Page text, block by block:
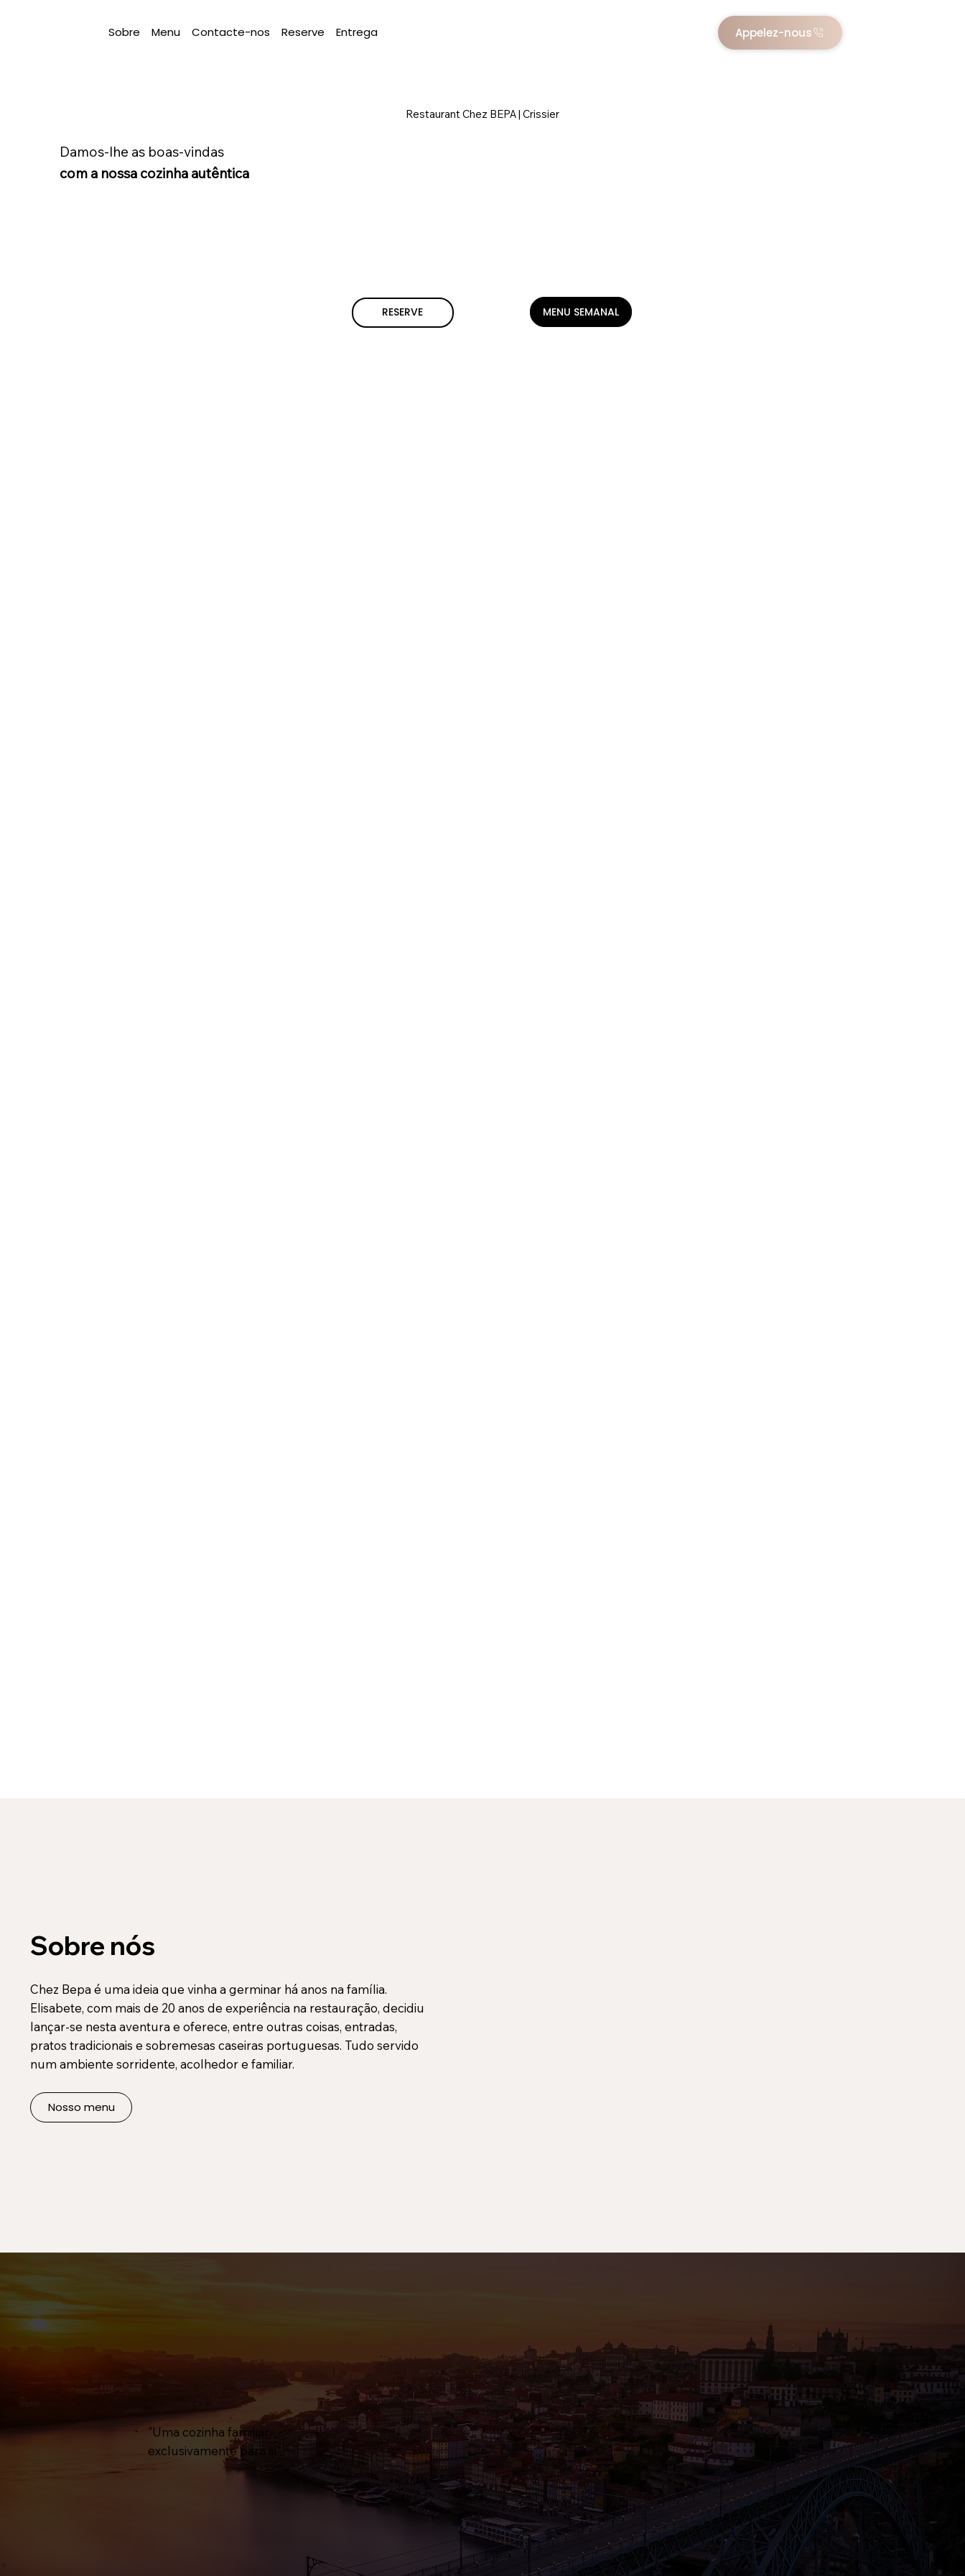
Sobre Menu Contacte-nos Reserve Entrega Appelez-nous
Restaurant Chez BEPA | Crissier
Damos-lhe as boas-vindas
com a nossa cozinha autêntica
RESERVE MENU SEMANAL
Sobre nós
Chez Bepa é uma ideia que vinha a germinar há anos na família.
Elisabete, com mais de 20 anos de experiência na restauração, decidiu
lançar-se nesta aventura e oferece, entre outras coisas, entradas,
pratos tradicionais e sobremesas caseiras portuguesas. Tudo servido
num ambiente sorridente, acolhedor e familiar.
Nosso menu
"Uma cozinha familiar
exclusivamente para si"